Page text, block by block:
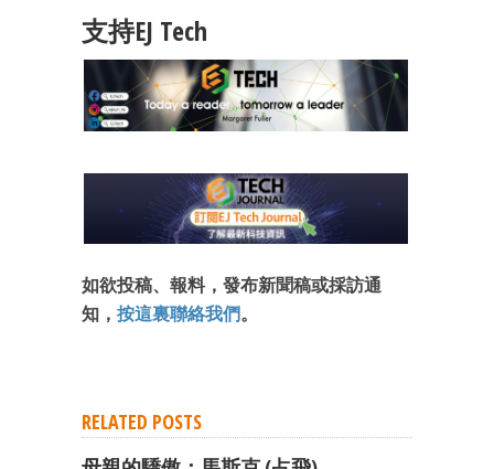
支持EJ Tech
如欲投稿、報料，發布新聞稿或採訪通
知， 按這裏聯絡我們。
RELATED POSTS